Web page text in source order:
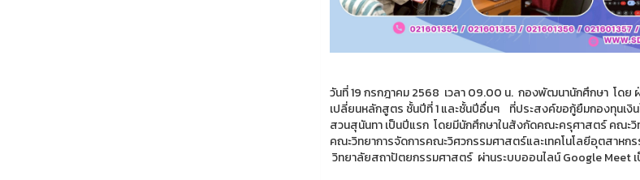
วันที่ 19 กรกฎาคม 2568 เวลา 09.00 น. กองพัฒนานักศึกษา โดย
เปลี่ยนหลักสูตร ชั้นปีที่ 1 และชั้นปีอื่นๆ ที่ประสงค์ขอกู้ยืมกองทุนเงิ
สวนสุนันทา เป็นปีแรก โดยมีนักศึกษาในสังกัดคณะครุศาสตร์ คณะ
คณะวิทยาการจัดการคณะวิศวกรรมศาสตร์และเทคโนโลยีอุตสา
วิทยาลัยสถาปัตยกรรมศาสตร์ ผ่านระบบออนไลน์ Google Meet เ